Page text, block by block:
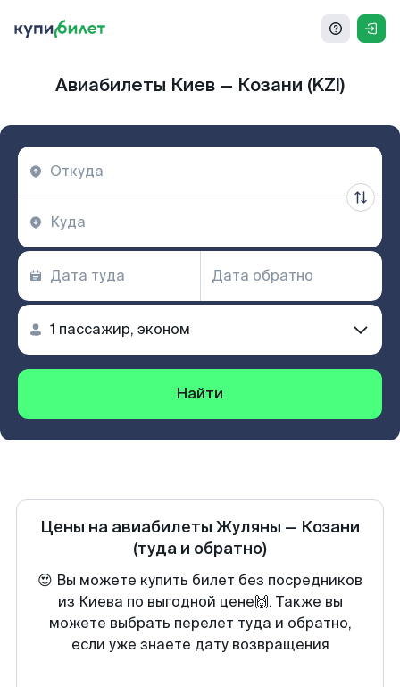
Авиабилеты Киев — Козани (KZI)
Найти
Цены на авиабилеты Жуляны — Козани
(туда и обратно)
😍 Вы можете купить билет без посредников
из Киева по выгодной цене🙌. Также вы
можете выбрать перелет туда и обратно,
если уже знаете дату возвращения